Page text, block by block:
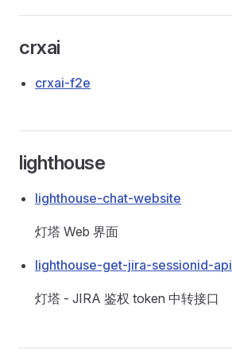
crxai
crxai-f2e
lighthouse
lighthouse-chat-website
灯塔 Web 界面
lighthouse-get-jira-sessionid-api
灯塔 - JIRA 鉴权 token 中转接口